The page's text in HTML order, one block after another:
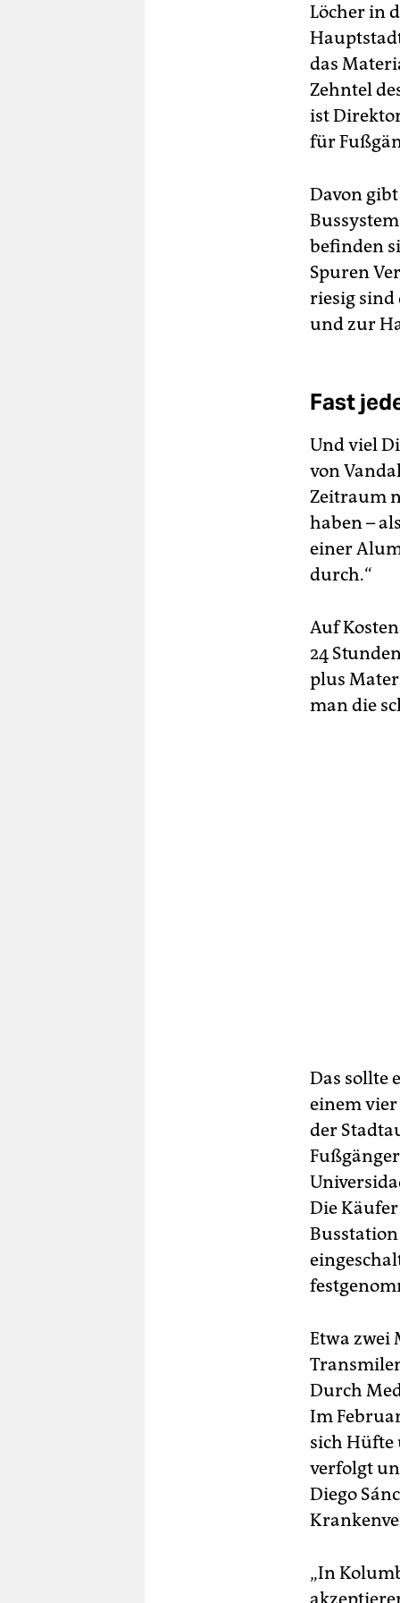
Löcher in
das
Zehntel
ist
für
Davon
befinden
Spuren
riesig sind
und zur
Fast
Und viel
von
Zeitraum
haben –
einer
durch.“
Auf
24
plus
man die
Das sollte
einem
der
Die
Etwa zwei
Durch
Im
sich Hüfte
verfolgt
Diego
„In